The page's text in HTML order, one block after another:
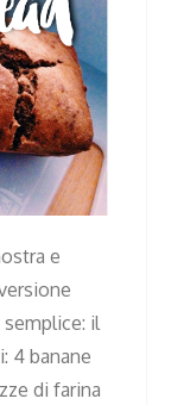
e
il
4 banane
di farina